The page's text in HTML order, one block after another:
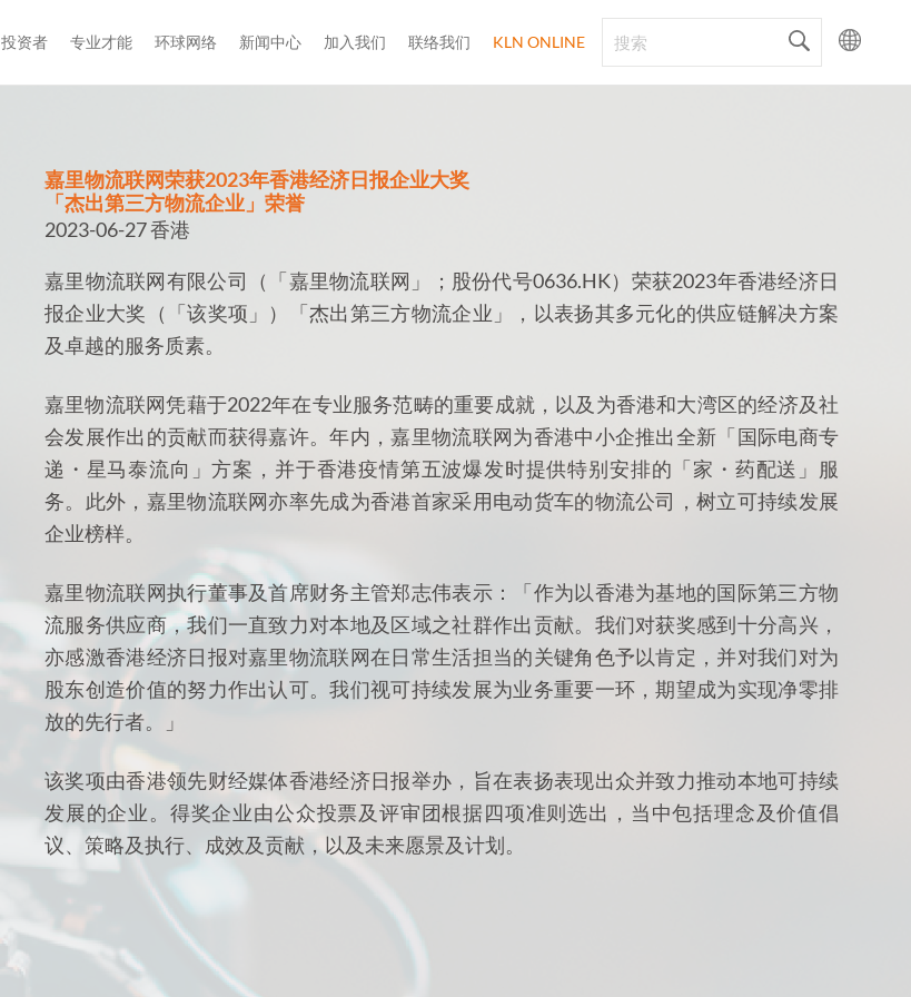
投资者 专业才能 环球网络 新闻中心 加入我们 联络我们 KLN ONLINE
嘉里物流联网荣获2023年香港经济日报企业大奖
「杰出第三方物流企业」荣誉
2023-06-27 香港
嘉里物流联网有限公司（「嘉里物流联网」；股份代号0636.HK）荣获2023年香港经济日
报企业大奖（「该奖项」）「杰出第三方物流企业」，以表扬其多元化的供应链解决方案
及卓越的服务质素。
嘉里物流联网凭藉于2022年在专业服务范畴的重要成就，以及为香港和大湾区的经济及社
会发展作出的贡献而获得嘉许。年内，嘉里物流联网为香港中小企推出全新「国际电商专
递・星马泰流向」方案，并于香港疫情第五波爆发时提供特别安排的「家・药配送」服
务。此外，嘉里物流联网亦率先成为香港首家采用电动货车的物流公司，树立可持续发展
企业榜样。
嘉里物流联网执行董事及首席财务主管郑志伟表示：「作为以香港为基地的国际第三方物
流服务供应商，我们一直致力对本地及区域之社群作出贡献。我们对获奖感到十分高兴，
亦感激香港经济日报对嘉里物流联网在日常生活担当的关键角色予以肯定，并对我们对为
股东创造价值的努力作出认可。我们视可持续发展为业务重要一环，期望成为实现净零排
放的先行者。」
该奖项由香港领先财经媒体香港经济日报举办，旨在表扬表现出众并致力推动本地可持续
发展的企业。得奖企业由公众投票及评审团根据四项准则选出，当中包括理念及价值倡
议、策略及执行、成效及贡献，以及未来愿景及计划。